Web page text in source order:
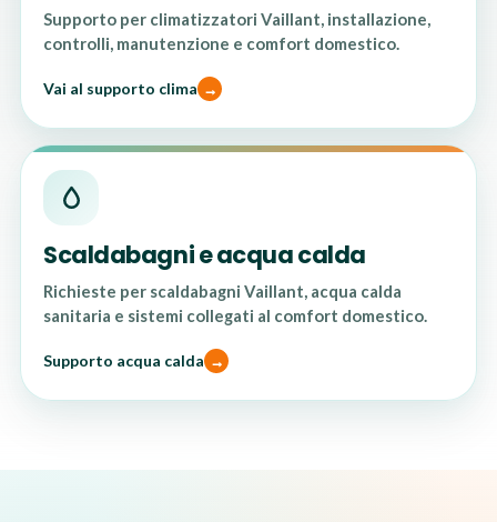
Supporto per climatizzatori Vaillant, installazione,
controlli, manutenzione e comfort domestico.
Vai al supporto clima
Scaldabagni e acqua calda
Richieste per scaldabagni Vaillant, acqua calda
sanitaria e sistemi collegati al comfort domestico.
Supporto acqua calda